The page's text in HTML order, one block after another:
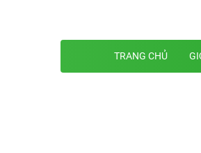
TRANG CHỦ